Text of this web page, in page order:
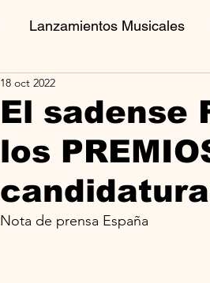
Lanzamientos Musicales
El sadense
los
18 oct 2022
Nota de prensa España